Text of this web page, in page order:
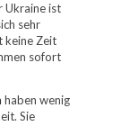
Ukraine ist
sehr
keine Zeit
sofort
haben wenig
Sie